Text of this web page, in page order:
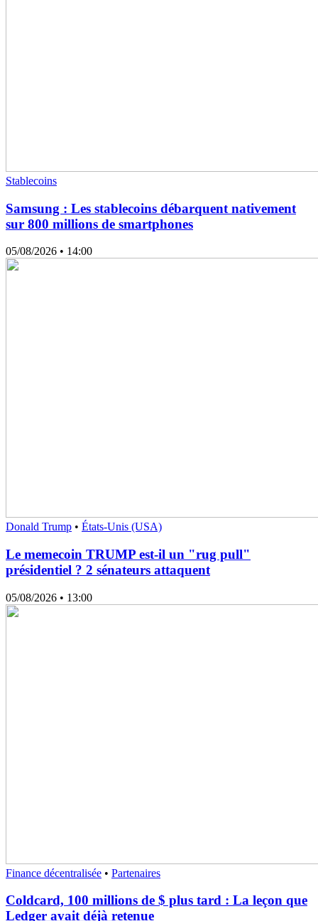
Stablecoins
Samsung : Les stablecoins débarquent nativement
sur 800 millions de smartphones
05/08/2026 • 14:00
Donald Trump • États-Unis (USA)
Le memecoin TRUMP est-il un "rug pull"
présidentiel ? 2 sénateurs attaquent
05/08/2026 • 13:00
Finance décentralisée • Partenaires
Coldcard, 100 millions de $ plus tard : La leçon que
Ledger avait déjà retenue